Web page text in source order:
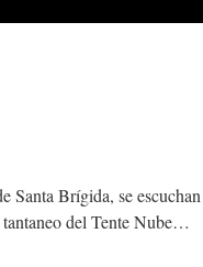
Santa Brígida, se escuchan
tantaneo del Tente Nube…